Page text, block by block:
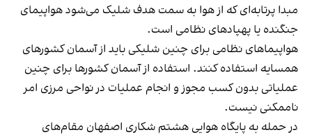
مبدا پرتابه‌‌ای که از هوا به سمت هدف شلیک می‌شود هواپیمای
جنگنده یا پهپاد‌های نظامی است.
هواپیماهای نظامی برای چنین شلیکی باید از آسمان کشورهای
همسایه استفاده کنند. استفاده از آسمان کشورها برای چنین
عملیاتی بدون کسب مجوز و انجام عملیات در نواحی مرزی امر
ناممکنی نیست.
در حمله به پایگاه هوایی هشتم شکاری اصفهان مقام‌های